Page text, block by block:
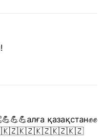
қазақстан✊✊